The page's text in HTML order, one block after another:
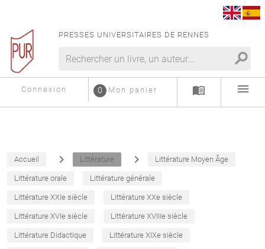
PRESSES UNIVERSITAIRES DE RENNES
search
Connexion Mon panier
0 menu_book menu
Accueil navigate_next Littérature navigate_next Littérature Moyen Âge
Littérature orale Littérature générale
Littérature XXIe siècle Littérature XXe siècle
Littérature XVIe siècle Littérature XVIIIe siècle
Littérature Didactique Littérature XIXe siècle